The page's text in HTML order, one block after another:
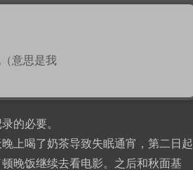
意思是我
的必要。
上喝了奶茶导致失眠通宵，第二日起
晚饭继续去看电影。之后和秋面基